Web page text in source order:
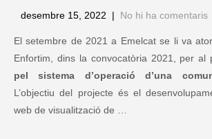
desembre 15, 2022 | No hi ha comentaris
El setembre de 2021 a Emelcat se li va
Enfortim, dins la convocatòria 2021, per al
pel sistema d’operació d’una
L’objectiu del projecte és el
web de visualització de …